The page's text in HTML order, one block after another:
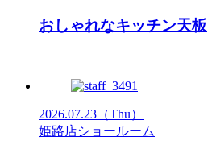
おしゃれなキッチン天板
2026.07.23 （Thu）
姫路店ショールーム